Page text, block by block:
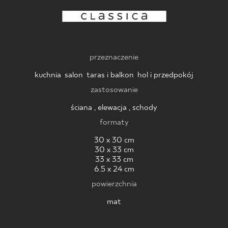
BLOG
O NAS
MÓJ PROFIL
KONTAKT
przeznaczenie
kuchnia salon taras i balkon hol i przedpokój
zastosowanie
ściana , elewacja , schody
formaty
30 x 30 cm
30 x 33 cm
33 x 33 cm
6.5 x 24 cm
powierzchnia
mat